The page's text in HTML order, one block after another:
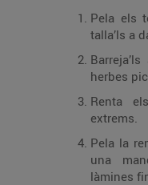
Pela els
talla’ls a
herbes
Renta
extrems.
Pela la
una
làmines